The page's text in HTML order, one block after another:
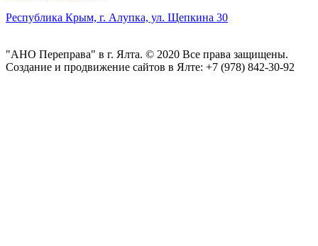
Республика Крым, г. Алупка, ул. Щепкина 30
"АНО Переправа" в г. Ялта. © 2020 Все права защищены.
Создание и продвижение сайтов в Ялте: +7 (978) 842-30-92